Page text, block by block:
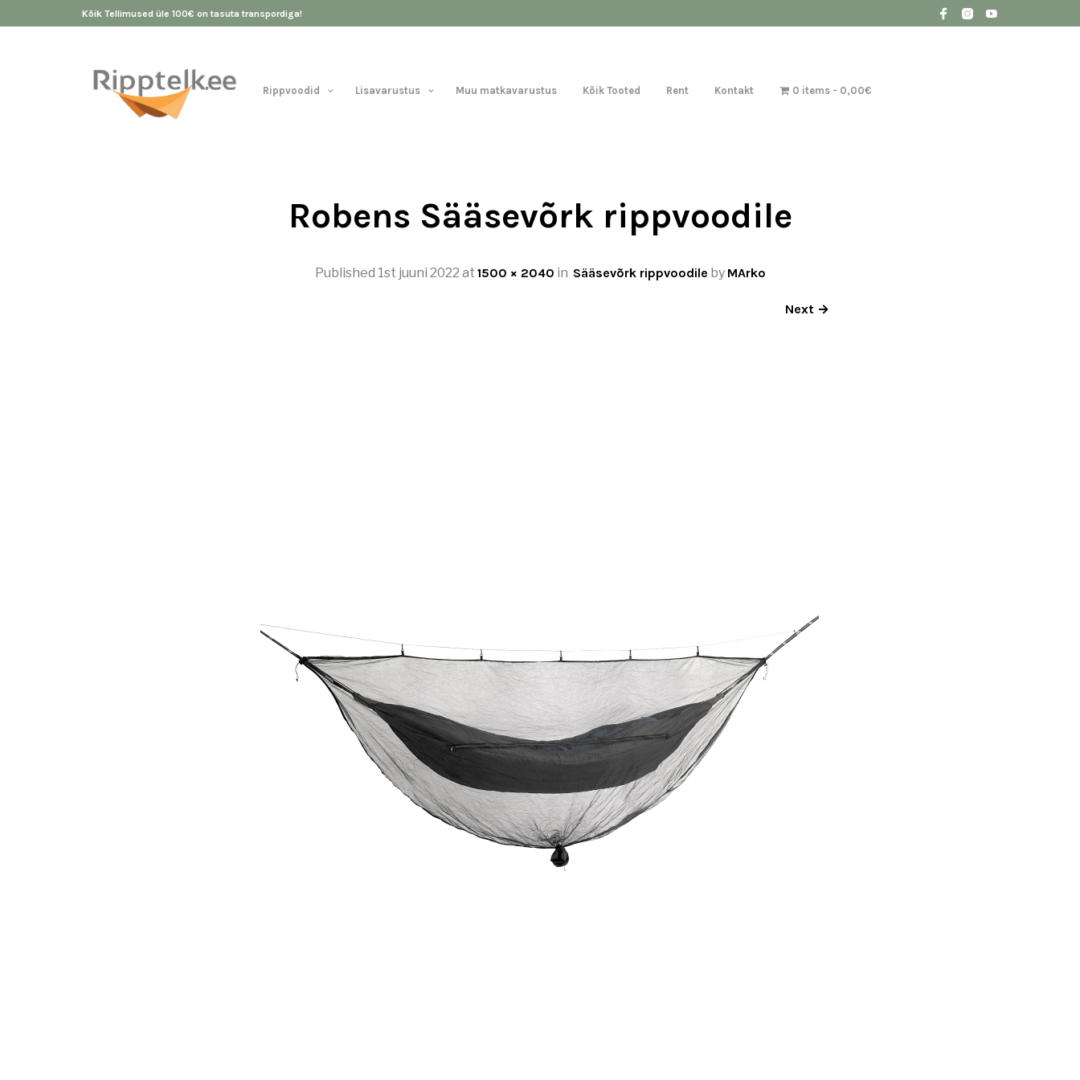
Kõik Tellimused üle 100€ on tasuta transpordiga!
Rippvoodid Lisavarustus Muu matkavarustus Kõik Tooted Rent Kontakt 0 items 0,00€
Robens Sääsevõrk rippvoodile
Published 1st juuni 2022 at 1500 × 2040 in Sääsevõrk rippvoodile by MArko
Next →